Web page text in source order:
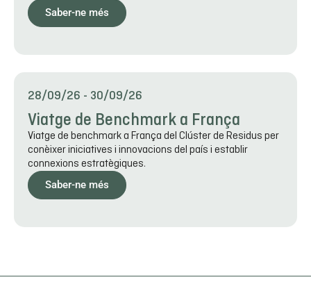
Saber-ne més
28/09/26 - 30/09/26
Viatge de Benchmark a França
Viatge de benchmark a França del Clúster de Residus per
conèixer iniciatives i innovacions del país i establir
connexions estratègiques.
Saber-ne més